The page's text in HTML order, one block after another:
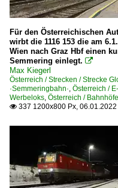
Für den Österreichischen
wirbt die 1116 153 die am
Wien nach Graz Hbf einen
Semmering einlegt. 
Max Kiegerl
Österreich / Strecken / Strecke
·Semmeringbahn·, Österreich /
Werbeloks, Österreich /
 337 1200x800 Px, 06.01.2022